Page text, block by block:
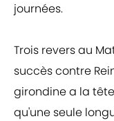
journées.
Trois revers au
succès contre
girondine a la
qu'une seule